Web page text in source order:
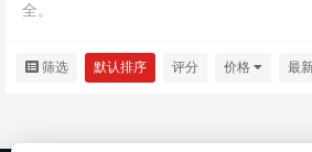
全。
筛选 默认排序 评分 价格 最